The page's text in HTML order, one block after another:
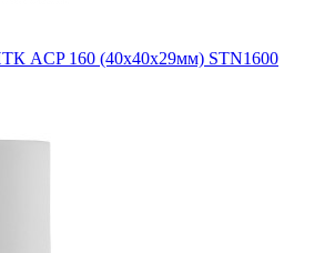
ACP 160 (40x40x29мм) STN1600